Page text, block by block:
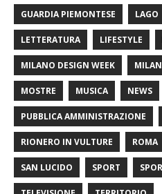
GUARDIA PIEMONTESE LAGO
LETTERATURA LIFESTYLE
MILANO DESIGN WEEK
MOSTRE MUSICA NEWS
PUBBLICA AMMINISTRAZIONE
RIONERO IN VULTURE ROMA
SAN LUCIDO SPORT